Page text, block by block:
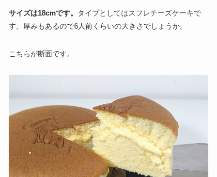
サイズは18cmです。
タイプとしてはスフレチーズケーキで
す。厚みもあるので6人前くらいの大きさでしょうか。
こちらが断面です。